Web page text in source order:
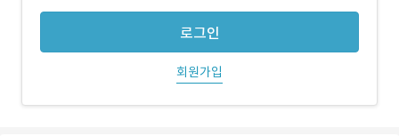
로그인
회원가입